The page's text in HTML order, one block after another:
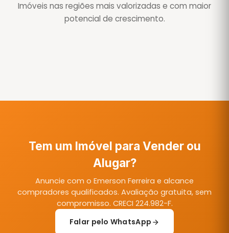
Imóveis nas regiões mais valorizadas e com maior
potencial de crescimento.
Águas de São Pedro
Tem um Imóvel para Vender ou
Alugar?
Anuncie com o Emerson Ferreira e alcance
compradores qualificados. Avaliação gratuita, sem
compromisso. CRECI 224.982-F.
Falar pelo WhatsApp